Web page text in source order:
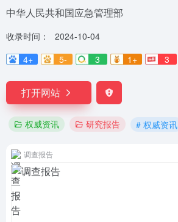
中华人民共和国应急管理部
收录时间：
2024-10-04
4+
5- 3 1+ 3
打开网站
权威资讯 研究报告 # 权威资讯
调查报告